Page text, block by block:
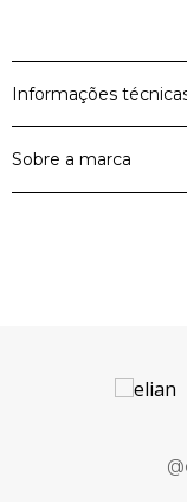
Informações
Material
Sobre a marca